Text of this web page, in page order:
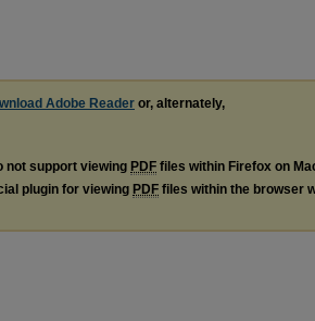
Adobe Reader or, alternately,
not support viewing PDF files within Firefox on
plugin for viewing PDF files within the browser